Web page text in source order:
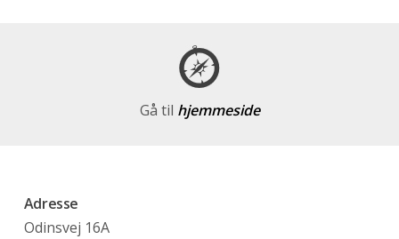
Gå til hjemmeside
Adresse
Odinsvej 16A